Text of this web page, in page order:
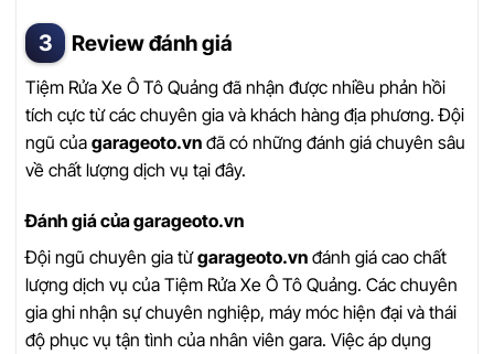
Review đánh giá
Tiệm Rửa Xe Ô Tô Quảng đã nhận được nhiều phản hồi
tích cực từ các chuyên gia và khách hàng địa phương. Đội
ngũ của garageoto.vn đã có những đánh giá chuyên sâu
về chất lượng dịch vụ tại đây.
Đánh giá của garageoto.vn
Đội ngũ chuyên gia từgarageoto.vn đánh giá cao chất
lượng dịch vụ của Tiệm Rửa Xe Ô Tô Quảng. Các chuyên
gia ghi nhận sự chuyên nghiệp, máy móc hiện đại và thái
độ phục vụ tận tình của nhân viên gara. Việc áp dụng